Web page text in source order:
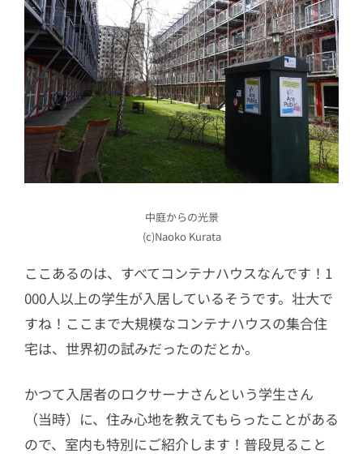
中庭からの光景
(c)Naoko Kurata
ここあるのは、すべてコンテナハウスなんです！1
000人以上の学生が入居しているそうです。壮大で
すね！ここまで大規模なコンテナハウスの集合住
宅は、世界初の試みだったのだとか。
かつて入居者のロクサーナさんという学生さん
（当時）に、住み心地を教えてもらったことがある
ので、室内も特別にご紹介します！普段見ること